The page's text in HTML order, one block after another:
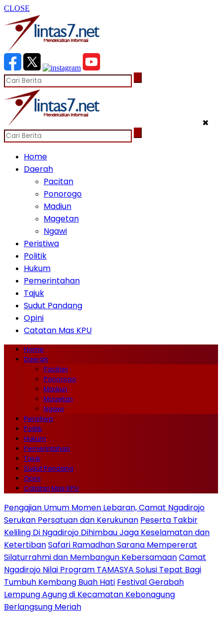
CLOSE
✖
Home
Daerah
Pacitan
Ponorogo
Madiun
Magetan
Ngawi
Peristiwa
Politik
Hukum
Pemerintahan
Tajuk
Sudut Pandang
Opini
Catatan Mas KPU
Home
Daerah
Pacitan
Ponorogo
Madiun
Magetan
Ngawi
Peristiwa
Politik
Hukum
Pemerintahan
Tajuk
Sudut Pandang
Opini
Catatan Mas KPU
Pengajian Umum Momen Lebaran, Camat Ngadirojo
Serukan Persatuan dan Kerukunan Peserta Takbir
Keliling Di Ngadirojo Dihimbau Jaga Keselamatan dan
KetertibanSafari Ramadhan Sarana Mempererat
Silaturrahmi dan Membangun KebersamaanCamat
Ngadirojo Nilai Program TAMASYA Solusi Tepat Bagi
Tumbuh Kembang Buah Hati Festival Gerabah
Lempung Agung di Kecamatan Kebonagung
Berlangsung Meriah